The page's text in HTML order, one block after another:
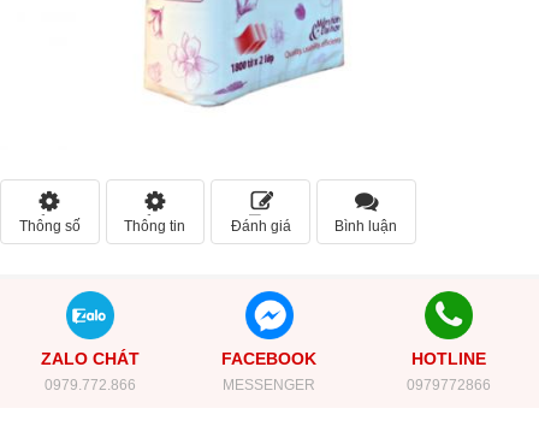
Thông số Thông tin Đánh giá Bình luận
ZALO CHÁT
0979.772.866
FACEBOOK
MESSENGER
HOTLINE
0979772866